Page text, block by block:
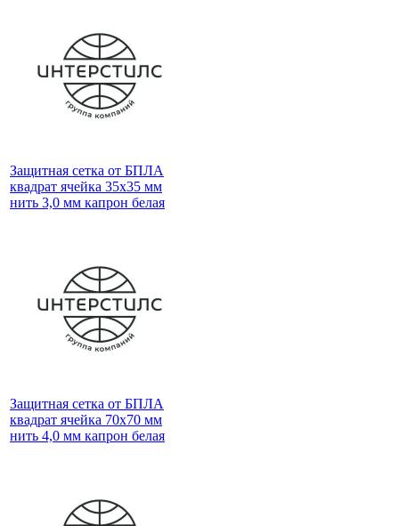
Защитная сетка от БПЛА
квадрат ячейка 35х35 мм
нить 3,0 мм капрон белая
Защитная сетка от БПЛА
квадрат ячейка 70х70 мм
нить 4,0 мм капрон белая